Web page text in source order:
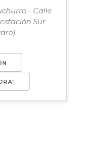
- Calle
Sur